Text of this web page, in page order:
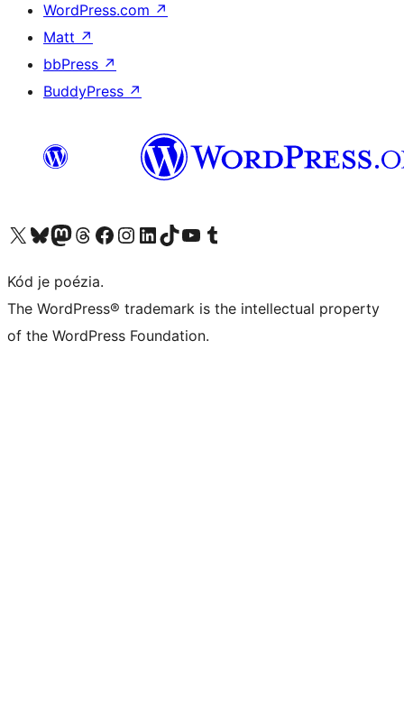
WordPress.com ↗
Matt ↗
bbPress ↗
BuddyPress ↗
Navštívte náš účet na X (predtým Twitter)
Navštívte náš účet na platforme Bluesky
Navštívte náš účet na Mastodone
Navštívte náš účet na platforme Threads
Navštívte našu stránku na Facebooku
Navštívte náš účet Instagram
Navštívte náš účet LinkedIn
Navštívte náš účet na platforme TikTok
Navštívte náš kanál YouTube
Navštívte náš účet na platforme Tumblr
Kód je poézia.
The WordPress® trademark is the intellectual property
of the WordPress Foundation.